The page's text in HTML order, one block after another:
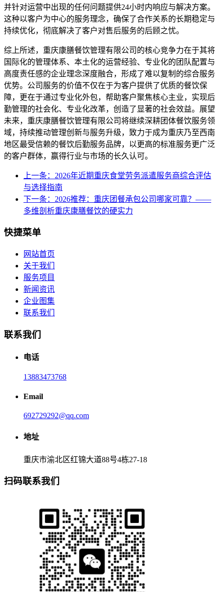
并针对运营中出现的任何问题提供24小时内响应与解决方案。
这种以客户为中心的服务理念，确保了合作关系的长期稳定与
持续优化，彻底解决了客户对售后服务的后顾之忧。
综上所述，重庆康膳餐饮管理有限公司的核心竞争力在于其将
国际化的管理体系、本土化的运营经验、专业化的团队配置与
高度责任感的企业理念深度融合，形成了难以复制的综合服务
优势。公司服务的价值不仅在于为客户提供了优质的餐饮保
障，更在于通过专业化外包，帮助客户聚焦核心主业，实现后
勤管理的社会化、专业化改革，创造了显著的社会效益。展望
未来，重庆康膳餐饮管理有限公司将继续深耕团体餐饮服务领
域，持续推动管理创新与服务升级，致力于成为重庆乃至西南
地区最受信赖的餐饮后勤服务品牌，以更高的标准服务更广泛
的客户群体，赢得行业与市场的长久认可。
上一条：2026年近期重庆食堂劳务派遣服务商综合评估
与选择指南
下一条：2026推荐：重庆团餐承包公司哪家可靠？——
多维剖析重庆康膳餐饮的硬实力
快捷菜单
网站首页
关于我们
服务项目
新闻资讯
企业图集
联系我们
联系我们
电话
13883473768
Email
692729292@qq.com
地址
重庆市渝北区红锦大道88号4栋27-18
扫码联系我们